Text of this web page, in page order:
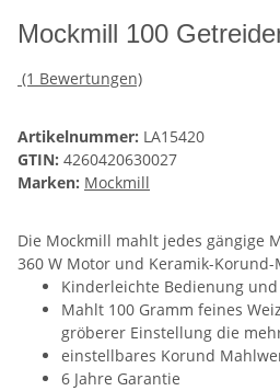
Mockmill 100
(1 Bewertungen)
Artikelnummer: LA15420
GTIN: 4260420630027
Marken: Mockmill
Die Mockmill mahlt jedes gängige
360 W Motor und Keramik-Korund-
Kinderleichte Bedienung
Mahlt 100 Gramm feines
gröberer Einstellung die
einstellbares Korund
6 Jahre Garantie